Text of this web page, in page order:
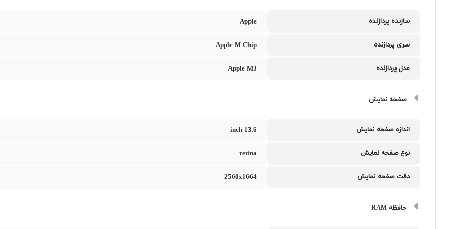
سازنده پردازنده Apple
سری پردازنده Apple M Chip
مدل پردازنده Apple M3
صفحه نمایش
اندازه صفحه نمایش 13.6 inch
نوع صفحه نمایش retina
دقت صفحه نمایش 2560x1664
حافظه RAM